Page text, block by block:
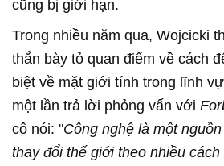
cũng bị giới hạn.
Trong nhiều năm qua, Wojcicki
thắn bày tỏ quan điểm về cách
biệt về mặt giới tính trong lĩnh
một lần trả lời phỏng vấn với
cô nói: "Công nghệ là một
thay đổi thế giới theo nhiều